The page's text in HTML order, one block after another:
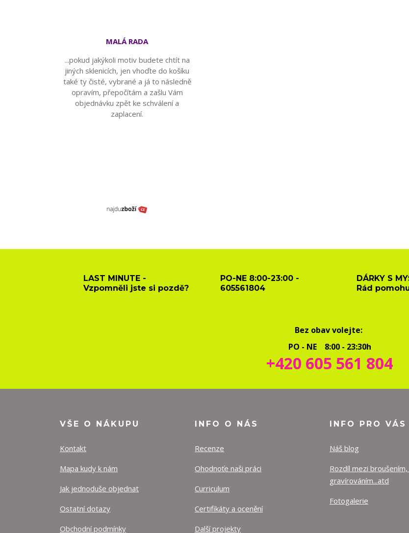
MALÁ RADA
...pokud jakýkoli motiv budete chtít na
jiných sklenicích, jen vhoďte do košíku
také ty čisté, vybrané a já to následně
opravím, přepočítám a zašlu Vám
objednávku zpět ke schválení a
zaplacení.
LAST MINUTE -
Vzpomněli jste si pozdě?
PO-NE 8:00-23:00 -
605561804
DÁRKY S
Rád
Bez obav volejte:
PO - NE 8:00 - 23:30h
+420 605 561 804
VŠE O NÁKUPU
Kontakt
Mapa kudy k nám
Jak jednoduše objednat
Ostatní dotazy
Obchodní podmínky
INFO O NÁS
Recenze
Ohodnoťe naši práci
Curriculum
Certifikáty a ocenění
Další projekty
INFO PRO VÁS
Náš blog
Rozdíl mezi
gravírováním...atd
Fotogalerie